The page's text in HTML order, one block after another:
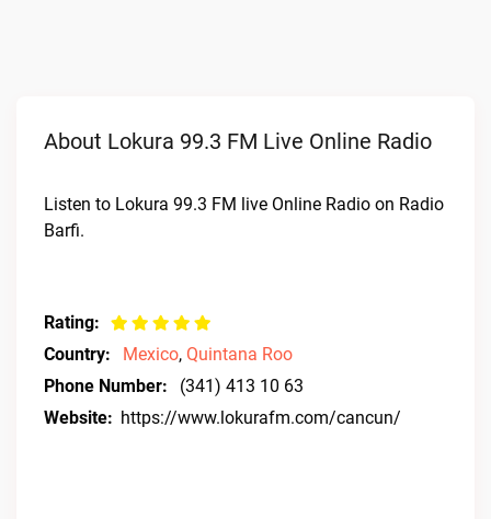
About Lokura 99.3 FM Live Online Radio
Listen to Lokura 99.3 FM live Online Radio on Radio
Barfi.
Rating:
Country:
Mexico, Quintana Roo
Phone Number:
(341) 413 10 63
Website: https://www.lokurafm.com/cancun/